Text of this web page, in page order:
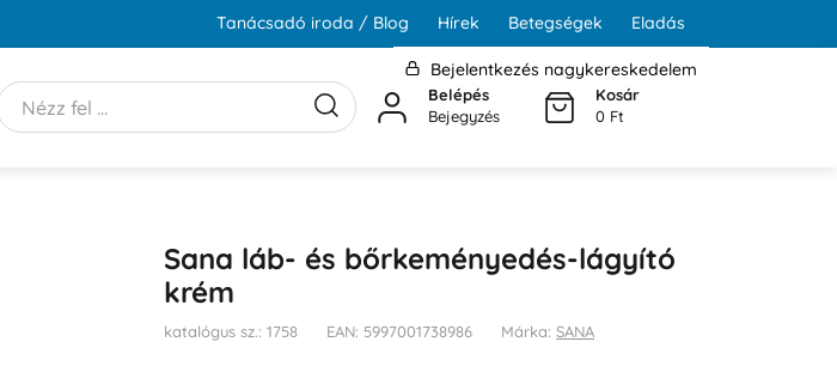
Tanácsadó iroda / Blog Hírek Betegségek Eladás
Bejelentkezés nagykereskedelem
HIGIÉNIA
Belépés
Bejegyzés
Kosár
0 Ft
Sana láb- és bőrkeményedés-lágyító
krém
katalógus sz.: 1758 EAN: 5997001738986 Márka:SANA